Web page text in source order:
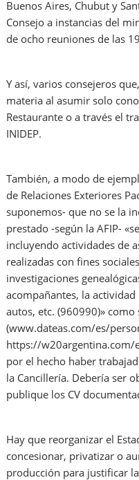
Buenos Aires, Chubut y
Consejo a instancias del
de ocho reuniones de las
Y así, varios consejeros
materia al asumir solo
Restaurante o a través el
INIDEP.
También, a modo de
de Relaciones Exteriores
suponemos- que no se la
prestado -según la AFIP-
incluyendo actividades de
realizadas con fines
investigaciones
acompañantes, la
autos, etc. (960990)» como
(www.dateas.com/es/
https://w20argentina.com/
por el hecho haber
la Cancillería. Debería ser
publique los CV
Hay que reorganizar el
concesionar, privatizar o
producción para justificar